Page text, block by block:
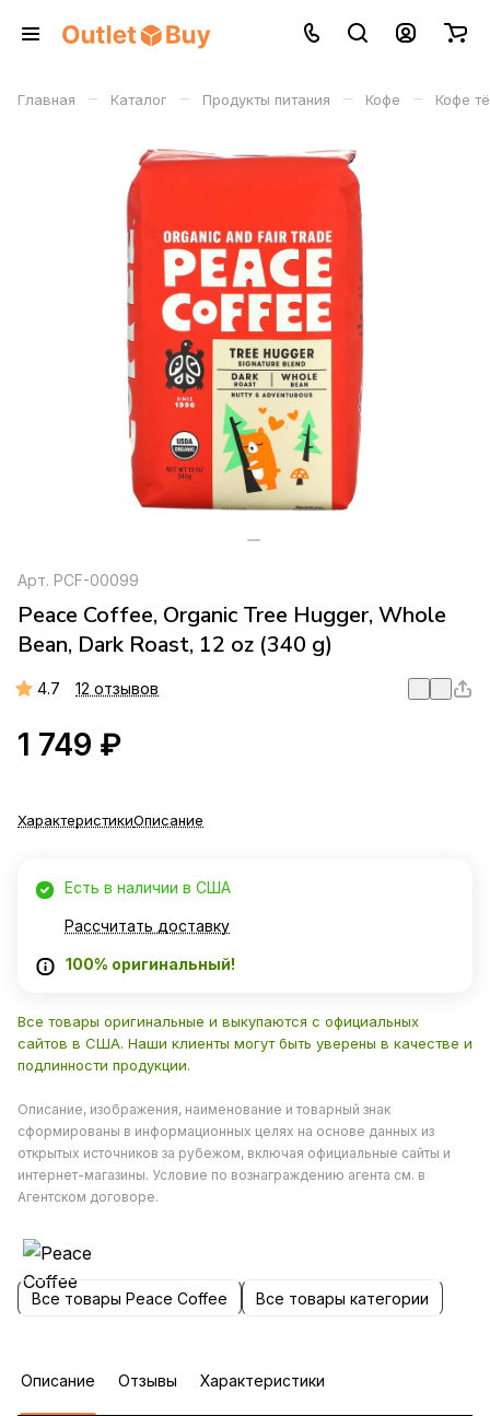
Главная – Каталог – Продукты питания – Кофе – Кофе
Арт. PCF-00099
Peace Coffee, Organic Tree Hugger, Whole
Bean, Dark Roast, 12 oz (340 g)
4.7 12 отзывов
1 749 ₽
ХарактеристикиОписание
Есть в наличии в США
Рассчитать доставку
100% оригинальный!
Все товары оригинальные и выкупаются с официальных
сайтов в США. Наши клиенты могут быть уверены в качестве и
подлинности продукции.
Описание, изображения, наименование и товарный знак
сформированы в информационных целях на основе данных из
открытых источников за рубежом, включая официальные сайты и
интернет-магазины. Условие по вознаграждению агента см. в
Агентском договоре.
Все товары Peace Coffee Все товары категории
Описание Отзывы Характеристики